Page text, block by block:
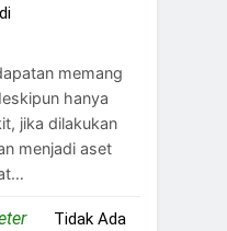
memang
hanya
jika dilakukan
menjadi aset
on Tidak Ada